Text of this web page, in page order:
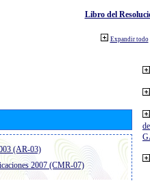
Libro del
Expandir todo
(AR-03)
2007 (CMR-07)